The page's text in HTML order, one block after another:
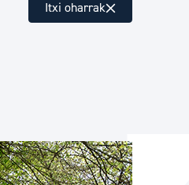
Itxi oharrak